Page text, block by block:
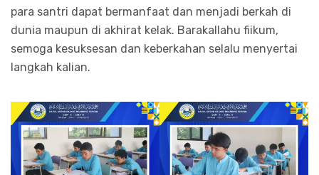
para santri dapat bermanfaat dan menjadi berkah di
dunia maupun di akhirat kelak. Barakallahu fiikum,
semoga kesuksesan dan keberkahan selalu menyertai
langkah kalian.